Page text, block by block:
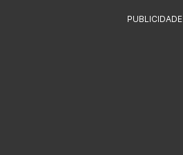
PUBLICIDADE